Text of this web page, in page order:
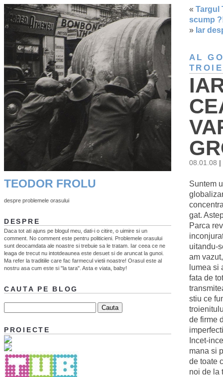
« Targul
scump
» Iar
AL
08.01.08
Suntem
gat.
Parca
uitandu-
am
lumea si
fata de
stiu ce
de firme
Incet-
mana si
de toate
noi de la
TEODOR FROLU
despre problemele orasului
DESPRE
Daca tot ati ajuns pe blogul meu, dati-i o citire, o uimire si un
comment. No comment este pentru politicieni. Problemele orasului
sunt deocamdata ale noastre si trebuie sa le tratam. Iar ceea ce ne
leaga de trecut nu intotdeaunea este desuet si de aruncat la gunoi.
Ma refer la traditiile care fac farmecul vietii noastre! Orasul este al
nostru asa cum este si "la tara". Asta e viata, baby!
CAUTA PE BLOG
PROIECTE